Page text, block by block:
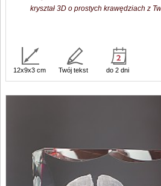
kryształ 3D o prostych krawędziach z
12x9x3 cm Twój tekst do 2 dni